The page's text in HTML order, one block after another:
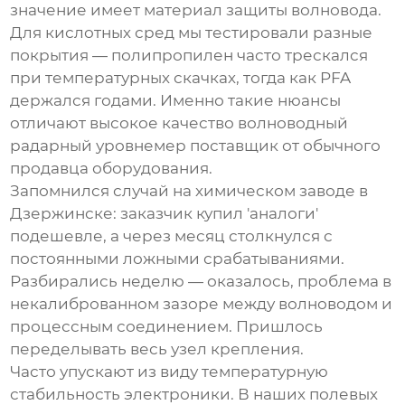
значение имеет материал защиты волновода.
Для кислотных сред мы тестировали разные
покрытия — полипропилен часто трескался
при температурных скачках, тогда как PFA
держался годами. Именно такие нюансы
отличают высокое качество волноводный
радарный уровнемер поставщик от обычного
продавца оборудования.
Запомнился случай на химическом заводе в
Дзержинске: заказчик купил 'аналоги'
подешевле, а через месяц столкнулся с
постоянными ложными срабатываниями.
Разбирались неделю — оказалось, проблема в
некалиброванном зазоре между волноводом и
процессным соединением. Пришлось
переделывать весь узел крепления.
Часто упускают из виду температурную
стабильность электроники. В наших полевых